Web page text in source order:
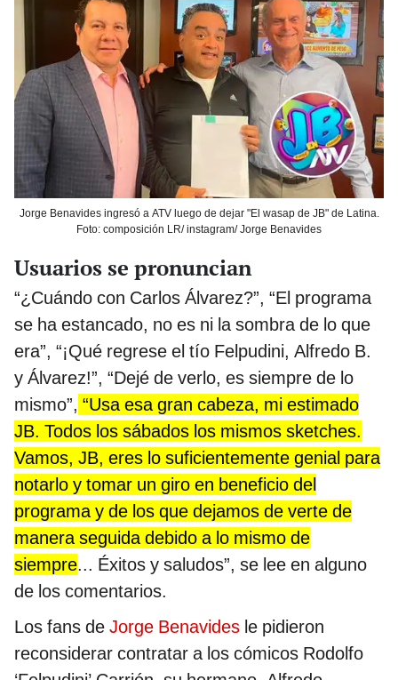
Jorge Benavides ingresó a ATV luego de dejar "El wasap de JB" de Latina.
Foto: composición LR/ instagram/ Jorge Benavides
Usuarios se pronuncian
“¿Cuándo con Carlos Álvarez?”, “El programa
se ha estancado, no es ni la sombra de lo que
era”, “¡Qué regrese el tío Felpudini, Alfredo B.
y Álvarez!”, “Dejé de verlo, es siempre de lo
mismo”, “Usa esa gran cabeza, mi estimado
JB. Todos los sábados los mismos sketches.
Vamos, JB, eres lo suficientemente genial para
notarlo y tomar un giro en beneficio del
programa y de los que dejamos de verte de
manera seguida debido a lo mismo de
siempre... Éxitos y saludos”, se lee en alguno
de los comentarios.
Los fans de Jorge Benavides le pidieron
reconsiderar contratar a los cómicos Rodolfo